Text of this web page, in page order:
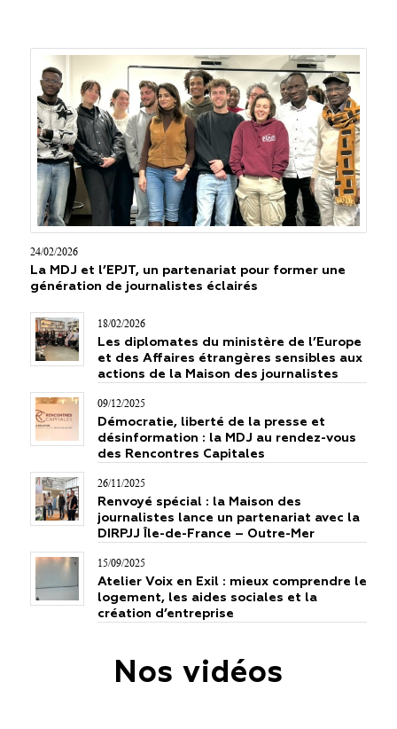
24/02/2026
La MDJ et l’EPJT, un partenariat pour former une
génération de journalistes éclairés
18/02/2026
Les diplomates du ministère de l’Europe
et des Affaires étrangères sensibles aux
actions de la Maison des journalistes
09/12/2025
Démocratie, liberté de la presse et
désinformation : la MDJ au rendez-vous
des Rencontres Capitales
26/11/2025
Renvoyé spécial : la Maison des
journalistes lance un partenariat avec la
DIRPJJ Île-de-France – Outre-Mer
15/09/2025
Atelier Voix en Exil : mieux comprendre le
logement, les aides sociales et la
création d’entreprise
Nos vidéos